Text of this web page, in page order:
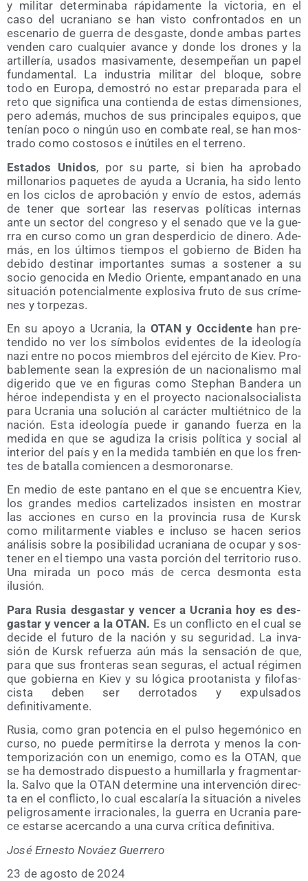
y mili­tar deter­mi­na­ba rápi­da­men­te la vic­to­ria, en el
caso del ucra­niano se han vis­to con­fron­ta­dos en un
esce­na­rio de gue­rra de des­gas­te, don­de ambas par­tes
ven­den caro cual­quier avan­ce y don­de los dro­nes y la
arti­lle­ría, usa­dos masi­va­men­te, desem­pe­ñan un papel
fun­da­men­tal. La indus­tria mili­tar del blo­que, sobre
todo en Euro­pa, demos­tró no estar pre­pa­ra­da para el
reto que sig­ni­fi­ca una con­tien­da de estas dimen­sio­nes,
pero ade­más, muchos de sus prin­ci­pa­les equi­pos, que
tenían poco o nin­gún uso en com­ba­te real, se han mos­
tra­do como cos­to­sos e inú­ti­les en el terreno.
Esta­dos Uni­dos, por su par­te, si bien ha apro­ba­do
millo­na­rios paque­tes de ayu­da a Ucra­nia, ha sido len­to
en los ciclos de apro­ba­ción y envío de estos, ade­más
de tener que sor­tear las reser­vas polí­ti­cas inter­nas
ante un sec­tor del con­gre­so y el sena­do que ve la gue­
rra en cur­so como un gran des­per­di­cio de dine­ro. Ade­
más, en los últi­mos tiem­pos el gobierno de Biden ha
debi­do des­ti­nar impor­tan­tes sumas a sos­te­ner a su
socio geno­ci­da en Medio Orien­te, empan­ta­na­do en una
situa­ción poten­cial­men­te explo­si­va fru­to de sus crí­me­
nes y torpezas.
En su apo­yo a Ucra­nia, la OTAN y Occi­den­tehan pre­
ten­di­do no ver los sím­bo­los evi­den­tes de la ideo­lo­gía
nazi entre no pocos miem­bros del ejér­ci­to de Kiev. Pro­
ba­ble­men­te sean la expre­sión de un nacio­na­lis­mo mal
dige­ri­do que ve en figu­ras como Stephan Ban­de­ra un
héroe inde­pen­dis­ta y en el pro­yec­to nacio­nal­so­cia­lis­ta
para Ucra­nia una solu­ción al carác­ter mul­ti­ét­ni­co de la
nación. Esta ideo­lo­gía pue­de ir ganan­do fuer­za en la
medi­da en que se agu­di­za la cri­sis polí­ti­ca y social al
inte­rior del país y en la medi­da tam­bién en que los fren­
tes de bata­lla comien­cen a desmoronarse.
En medio de este pan­tano en el que se encuen­tra Kiev,
los gran­des medios car­te­li­za­dos insis­ten en mos­trar
las accio­nes en cur­so en la pro­vin­cia rusa de Kursk
como mili­tar­men­te via­bles e inclu­so se hacen serios
aná­li­sis sobre la posi­bi­li­dad ucra­nia­na de ocu­par y sos­
te­ner en el tiem­po una vas­ta por­ción del terri­to­rio ruso.
Una mira­da un poco más de cer­ca des­mon­ta esta
ilusión.
Para Rusia des­gas­tar y ven­cer a Ucra­nia hoy es des­
gas­tar y ven­cer a la OTAN. Es un con­flic­to en el cual se
deci­de el futu­ro de la nación y su segu­ri­dad. La inva­
sión de Kursk refuer­za aún más la sen­sa­ción de que,
para que sus fron­te­ras sean segu­ras, el actual régi­men
que gobier­na en Kiev y su lógi­ca proota­nis­ta y filo­fas­
cis­ta deben ser derro­ta­dos y expul­sa­dos
definitivamente.
Rusia, como gran poten­cia en el pul­so hege­mó­ni­co en
cur­so, no pue­de per­mi­tir­se la derro­ta y menos la con­
tem­po­ri­za­ción con un enemi­go, como es la OTAN, que
se ha demos­tra­do dis­pues­to a humi­llar­la y frag­men­tar­
la. Sal­vo que la OTAN deter­mi­ne una inter­ven­ción direc­
ta en el con­flic­to, lo cual esca­la­ría la situa­ción a nive­les
peli­gro­sa­men­te irra­cio­na­les, la gue­rra en Ucra­nia pare­
ce estar­se acer­can­do a una cur­va crí­ti­ca definitiva.
José Ernes­to Nováez Guerrero
23 de agos­to de 2024